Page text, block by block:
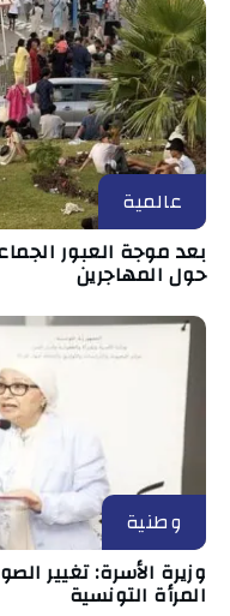
عالمية
بعد موجة العبور
حول المهاجرين
وطنية
وزيرة الأسرة: تغيير
المرأة التونسية